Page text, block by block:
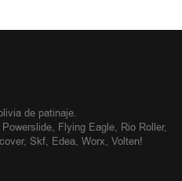
de patinaje.
Flying Eagle, Rio Roller,
Skf, Edea, Worx, Volten!